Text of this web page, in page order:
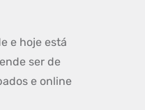
e hoje está
ser de
e online